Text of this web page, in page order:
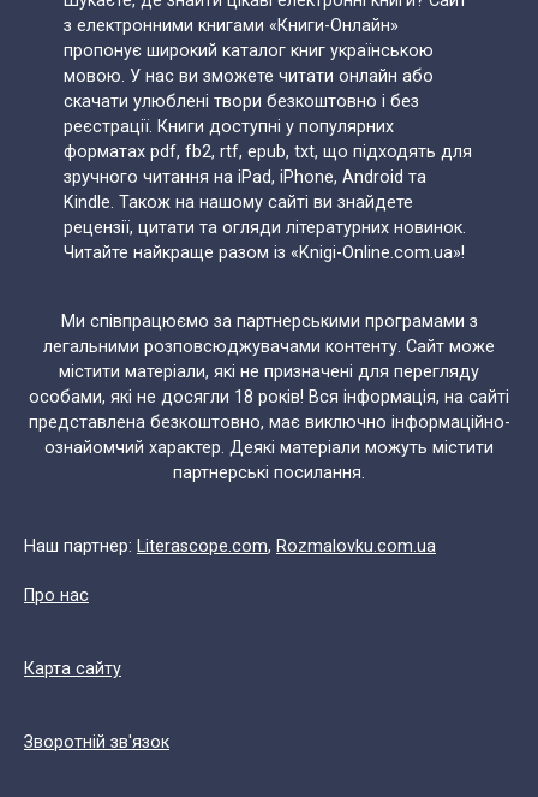
з електронними книгами «Книги-Онлайн»
пропонує широкий каталог книг українською
мовою. У нас ви зможете читати онлайн або
скачати улюблені твори безкоштовно і без
реєстрації. Книги доступні у популярних
форматах pdf, fb2, rtf, epub, txt, що підходять для
зручного читання на iPad, iPhone, Android та
Kindle. Також на нашому сайті ви знайдете
рецензії, цитати та огляди літературних новинок.
Читайте найкраще разом із «Knigi-Online.com.ua»!
Ми співпрацюємо за партнерськими програмами з
легальними розповсюджувачами контенту. Сайт може
містити матеріали, які не призначені для перегляду
особами, які не досягли 18 років! Вся інформація, на сайті
представлена безкоштовно, має виключно інформаційно-
ознайомчий характер. Деякі матеріали можуть містити
партнерські посилання.
Наш партнер: Literascope.com, Rozmalovku.com.ua
Про нас
Карта сайту
Зворотній зв'язок